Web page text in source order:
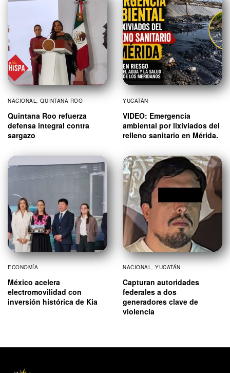
NACIONAL, QUINTANA ROO
Quintana Roo refuerza
defensa integral contra
sargazo
YUCATÁN
VIDEO: Emergencia
ambiental por lixiviados del
relleno sanitario en Mérida.
ECONOMÍA
México acelera
electromovilidad con
inversión histórica de Kia
NACIONAL YUCATÁN
Capturan autoridades
federales a dos
generadores clave de
violencia